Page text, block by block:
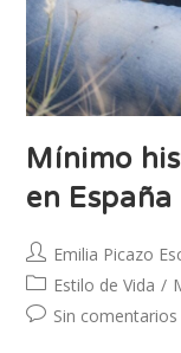
Mínimo
en España
Emilia Picazo
Estilo de Vida /
Sin comentarios